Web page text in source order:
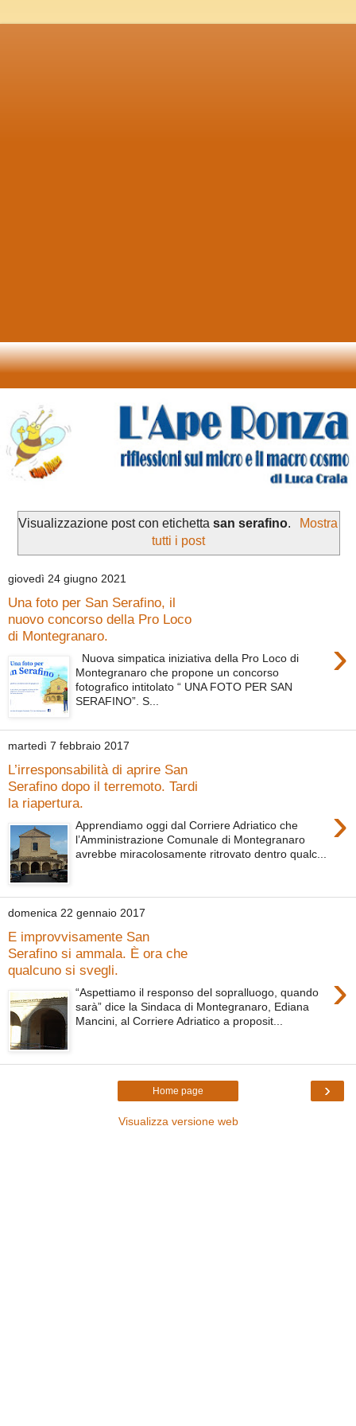
Visualizzazione post con etichettasan serafino.
Mostra
tutti i post
giovedì 24 giugno 2021
Una foto per San Serafino, il
nuovo concorso della Pro Loco
di Montegranaro.
›
Nuova simpatica iniziativa della Pro Loco di
Montegranaro che propone un concorso
fotografico intitolato “ UNA FOTO PER SAN
SERAFINO”. S...
martedì 7 febbraio 2017
L’irresponsabilità di aprire San
Serafino dopo il terremoto. Tardi
la riapertura.
›
Apprendiamo oggi dal Corriere Adriatico che
l’Amministrazione Comunale di Montegranaro
avrebbe miracolosamente ritrovato dentro qualc...
domenica 22 gennaio 2017
E improvvisamente San
Serafino si ammala. È ora che
qualcuno si svegli.
›
“Aspettiamo il responso del sopralluogo, quando
sarà” dice la Sindaca di Montegranaro, Ediana
Mancini, al Corriere Adriatico a proposit...
›
Home page
Visualizza versione web